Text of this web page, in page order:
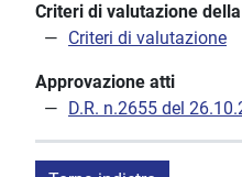
Criteri di valutazione
Criteri di valutazione
Approvazione atti
D.R. n.2655 del